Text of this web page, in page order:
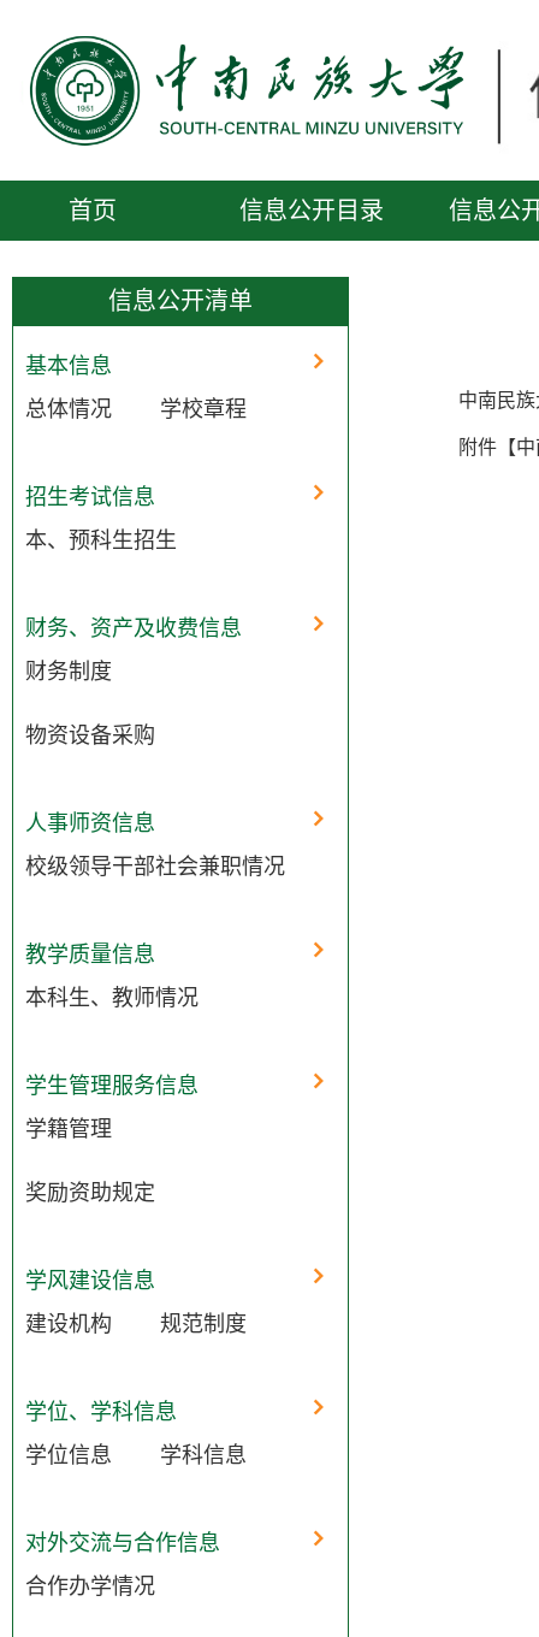
首页 信息公开目录 信息公
信息公开清单
基本信息
总体情况
学校章程
招生考试信息
本、预科生招生
财务、资产及收费信息
财务制度
物资设备采购
人事师资信息
校级领导干部社会兼职情况
教学质量信息
本科生、教师情况
学生管理服务信息
学籍管理
奖励资助规定
学风建设信息
建设机构
规范制度
学位、学科信息
学位信息
学科信息
对外交流与合作信息
合作办学情况
中南民
附件【